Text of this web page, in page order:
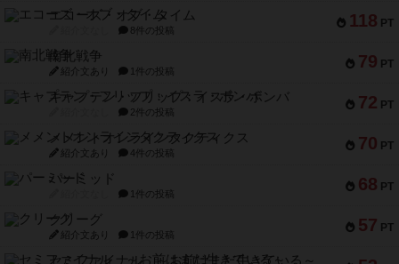
118 PT
エコーズ・オブ・タイム
8件の投稿
79 PT
南北戦争
紹介文あり 1件の投稿
72 PT
キャプテン・フリップ：イスラ・ボンバ
2件の投稿
70 PT
メメントオンラインタクティクス
紹介文あり 4件の投稿
68 PT
パーミッド
1件の投稿
57 PT
クリーグ
紹介文あり 1件の投稿
セミファイナル ～お前はまだ生きている～